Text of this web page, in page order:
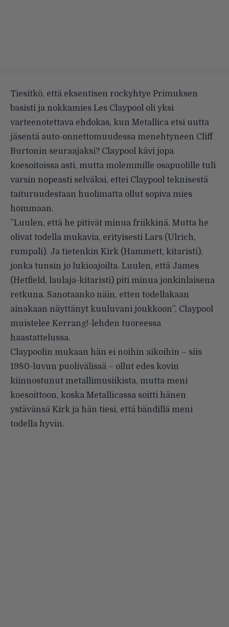
Tiesitkö, että eksentisen rockyhtye Primuksen
basisti ja nokkamies Les Claypool oli yksi
varteenotettava ehdokas, kun Metallica etsi uutta
jäsentä auto-onnettomuudessa menehtyneen Cliff
Burtonin seuraajaksi? Claypool kävi jopa
koesoitoissa asti, mutta molemmille osapuolille tuli
varsin nopeasti selväksi, ettei Claypool teknisestä
taituruudestaan huolimatta ollut sopiva mies
hommaan.
”Luulen, että he pitivät minua friikkinä. Mutta he
olivat todella mukavia, erityisesti Lars (Ulrich,
rumpali). Ja tietenkin Kirk (Hammett, kitaristi),
jonka tunsin jo lukioajoilta. Luulen, että James
(Hetfield, laulaja-kitaristi) piti minua jonkinlaisena
retkuna. Sanotaanko näin, etten todellakaan
ainakaan näyttänyt kuuluvani joukkoon”, Claypool
muistelee Kerrang!-lehden tuoreessa
haastattelussa.
Claypoolin mukaan hän ei noihin aikoihin – siis
1980-luvun puolivälissä – ollut edes kovin
kiinnostunut metallimusiikista, mutta meni
koesoittoon, koska Metallicassa soitti hänen
ystävänsä Kirk ja hän tiesi, että bändillä meni
todella hyvin.